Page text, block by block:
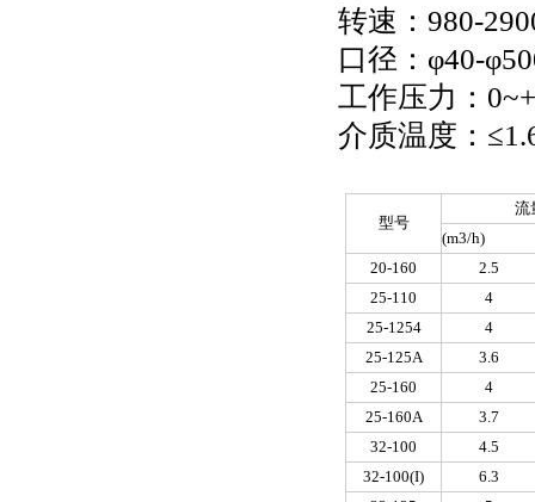
转速：980-
口径：φ40-
工作压力：
介质温度：
型号
流
(m3/h)
20-160
2.5
25-110
4
25-1254
4
25-125A
3.6
25-160
4
25-160A
3.7
32-100
4.5
32-100(I)
6.3